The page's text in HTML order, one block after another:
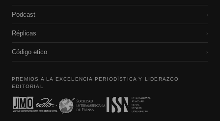
Podcast ›
Réplicas ›
Código etico ›
PREMIOS A LA EXCELENCIA PERIODÍSTICA Y LIDERAZGO
EDITORIAL